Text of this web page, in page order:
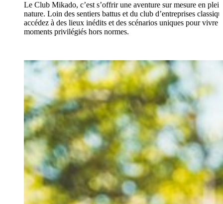
Le Club Mikado, c’est s’offrir une aventure sur mesure en
nature. Loin des sentiers battus et du club d’entreprises
accédez à des lieux inédits et des scénarios uniques pour vivre
moments privilégiés hors normes.